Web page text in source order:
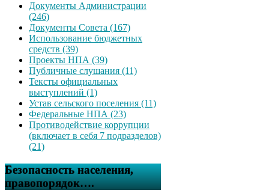
Документы Администрации
(246)
Документы Совета (167)
Использование бюджетных
средств (39)
Проекты НПА (39)
Публичные слушания (11)
Тексты официальных
выступлений (1)
Устав сельского поселения (11)
Федеральные НПА (23)
Противодействие коррупции
(включает в себя 7 подразделов)
(21)
Безопасность населения,
правопорядок….